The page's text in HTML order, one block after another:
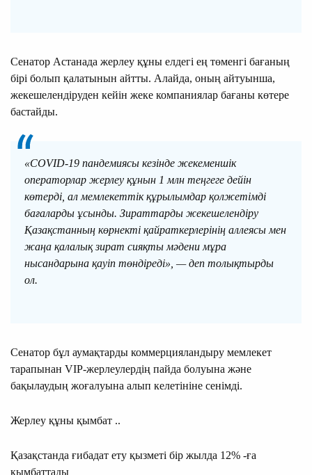
Сенатор Астанада жерлеу құны елдегі ең төменгі бағаның
бірі болып қалатынын айтты. Алайда, оның айтуынша,
жекешелендіруден кейін жеке компаниялар бағаны көтере
бастайды.
«COVID-19 пандемиясы кезінде жекеменшік
операторлар жерлеу құнын 1 млн теңгеге дейін
көтерді, ал мемлекеттік құрылымдар қолжетімді
бағаларды ұсынды. Зираттарды жекешелендіру
Қазақстанның көрнекті қайраткерлерінің аллеясы мен
жаңа қалалық зират сияқты мәдени мұра
нысандарына қауіп төндіреді», — деп толықтырды
ол.
Сенатор бұл аумақтарды коммерцияландыру мемлекет
тарапынан VIP-жерлеулердің пайда болуына және
бақылаудың жоғалуына алып келетініне сенімді.
Жерлеу құны қымбат ..
Қазақстанда ғибадат ету қызметі бір жылда 12% -ға
қымбаттады